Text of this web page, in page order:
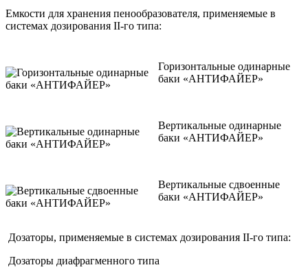
Емкости для хранения пенообразователя, применяемые в
системах дозирования II-го типа:
Горизонтальные одинарные
бaки «АНТИФАЙЕР»
Вертикальные одинарные
бaки «АНТИФАЙЕР»
Вертикальные сдвоенные
бaки «АНТИФАЙЕР»
Дозаторы, применяемые в системах дозирования II-го типа:
Дозаторы диафрагменного типа